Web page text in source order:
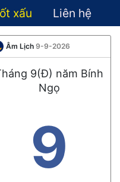
xấu Liên hệ
Âm Lịch 9-9-2026
9(Đ) năm Bính
Ngọ
9